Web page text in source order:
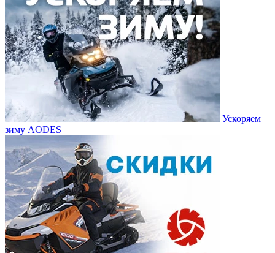
Ускоряем
зиму AODES